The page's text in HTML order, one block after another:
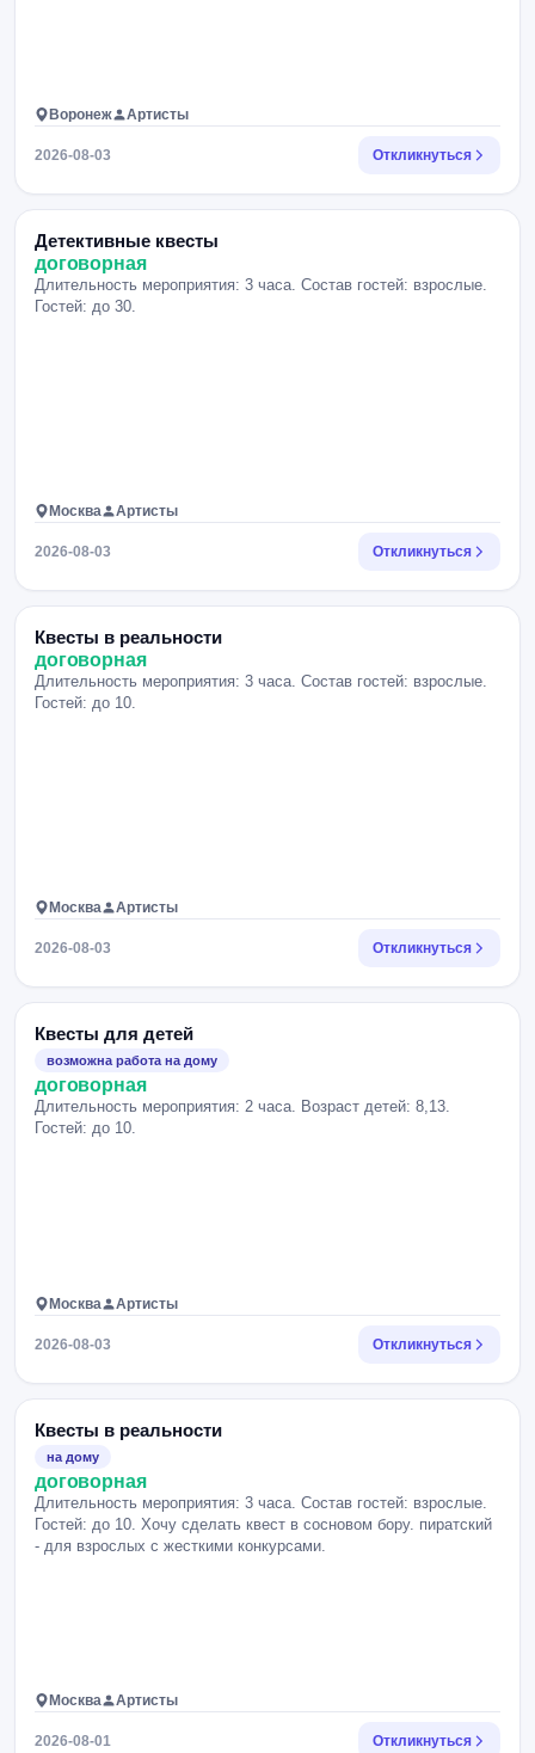
Воронеж Артисты
2026-08-03 Откликнуться
Детективные квесты
договорная
Длительность мероприятия: 3 часа. Состав гостей: взрослые.
Гостей: до 30.
Москва Артисты
2026-08-03 Откликнуться
Квесты в реальности
договорная
Длительность мероприятия: 3 часа. Состав гостей: взрослые.
Гостей: до 10.
Москва Артисты
2026-08-03 Откликнуться
Квесты для детей
возможна работа на дому
договорная
Длительность мероприятия: 2 часа. Возраст детей: 8,13.
Гостей: до 10.
Москва Артисты
2026-08-03 Откликнуться
Квесты в реальности
на дому
договорная
Длительность мероприятия: 3 часа. Состав гостей: взрослые.
Гостей: до 10. Хочу сделать квест в сосновом бору. пиратский
- для взрослых с жесткими конкурсами.
Москва Артисты
2026-08-01 Откликнуться